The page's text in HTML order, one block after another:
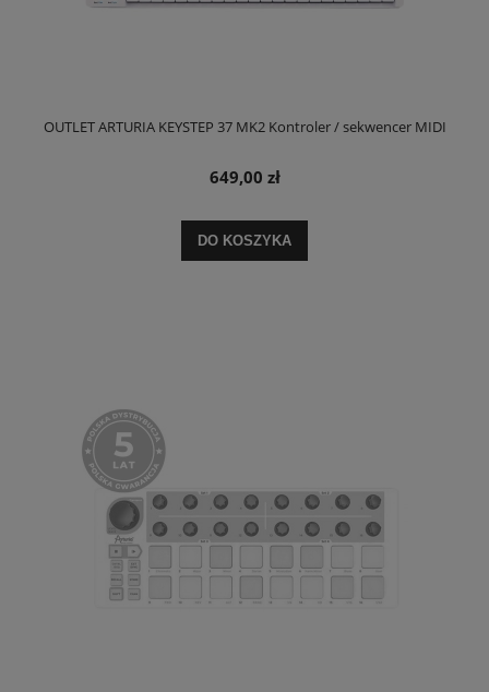
OUTLET ARTURIA KEYSTEP 37 MK2 Kontroler / sekwencer MIDI
649,00 zł
DO KOSZYKA